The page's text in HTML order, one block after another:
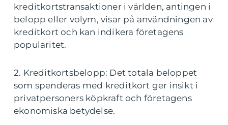
kreditkortstransaktioner i världen, antingen i
belopp eller volym, visar på användningen av
kreditkort och kan indikera företagens
popularitet.
2. Kreditkortsbelopp: Det totala beloppet
som spenderas med kreditkort ger insikt i
privatpersoners köpkraft och företagens
ekonomiska betydelse.